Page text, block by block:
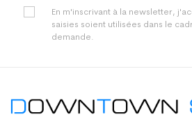
En m'inscrivant à la newsletter,
saisies soient utilisées dans le
demande.